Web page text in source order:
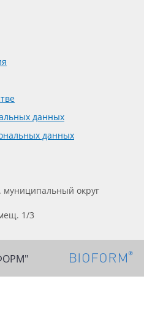
данных
данных
муниципальный округ
1/3